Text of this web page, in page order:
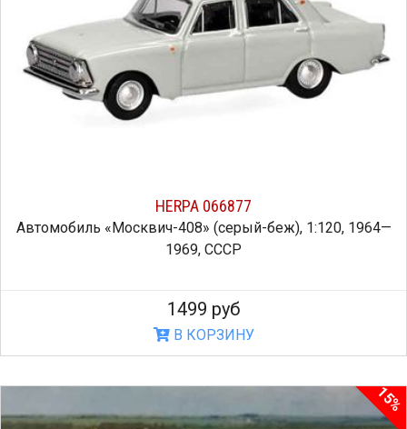
HERPA 066877
Автомобиль «Москвич-408» (серый-беж), 1:120, 1964—
1969, СССР
1499 руб
В КОРЗИНУ
15%